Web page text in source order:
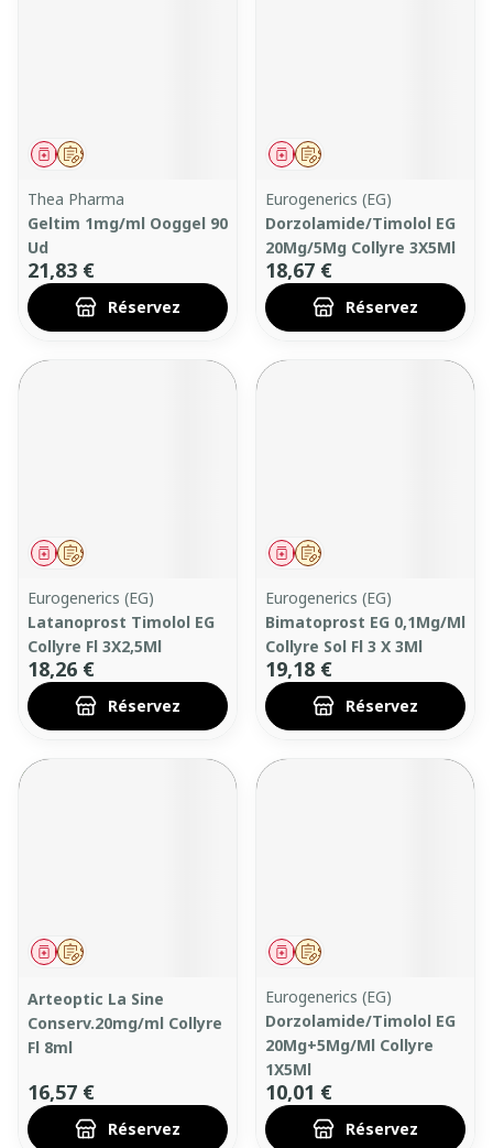
Sur prescription
Médicament
Thea Pharma
Geltim 1mg/ml Ooggel 90
Ud
21,83 €
Réservez
Sur prescription
Médicament
Eurogenerics (EG)
Dorzolamide/Timolol EG
20Mg/5Mg Collyre 3X5Ml
18,67 €
Réservez
Sur prescription
Médicament
Eurogenerics (EG)
Latanoprost Timolol EG
Collyre Fl 3X2,5Ml
18,26 €
Réservez
Sur prescription
Médicament
Eurogenerics (EG)
Bimatoprost EG 0,1Mg/Ml
Collyre Sol Fl 3 X 3Ml
19,18 €
Réservez
Sur prescription
Médicament
Arteoptic La Sine
Conserv.20mg/ml Collyre
Fl 8ml
16,57 €
Réservez
Sur prescription
Médicament
Eurogenerics (EG)
Dorzolamide/Timolol EG
20Mg+5Mg/Ml Collyre
1X5Ml
10,01 €
Réservez